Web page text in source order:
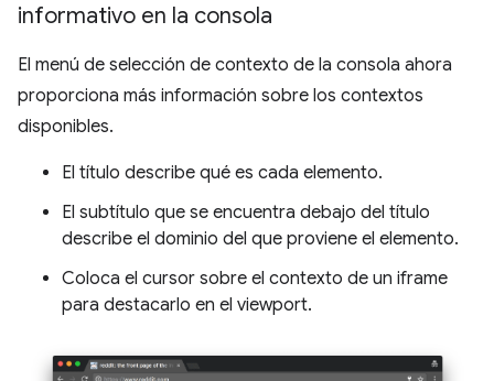
informativo en la consola
El menú de selección de contexto de la consola ahora
proporciona más información sobre los contextos
disponibles.
El título describe qué es cada elemento.
El subtítulo que se encuentra debajo del título
describe el dominio del que proviene el elemento.
Coloca el cursor sobre el contexto de un iframe
para destacarlo en el viewport.